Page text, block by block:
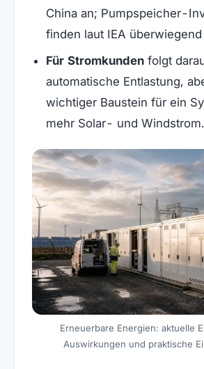
China an; Pumpspeicher-
finden laut IEA
Für Stromkundenfolgt
automatische Entlastung,
wichtiger Baustein für ein
mehr Solar- und Windstrom.
Erneuerbare Energien: aktuelle
Auswirkungen und praktische